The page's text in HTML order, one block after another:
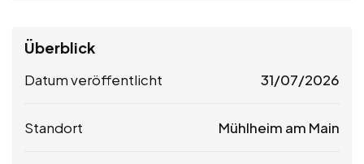
Überblick
Datum veröffentlicht 31/07/2026
Standort Mühlheim am Main